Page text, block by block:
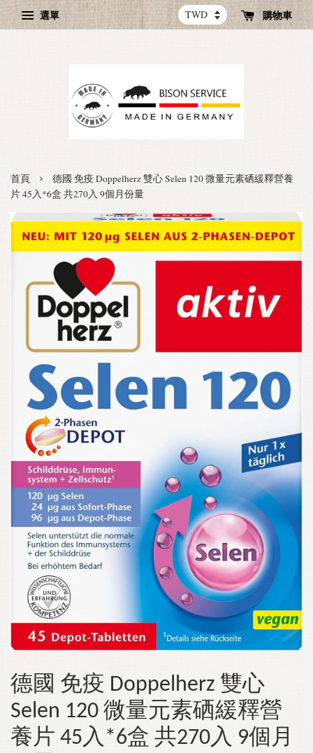
選單 購物車
首頁 ›
德國 免疫 Doppelherz 雙心 Selen 120 微量元素硒緩釋營養
片 45入*6盒 共270入 9個月份量
德國 免疫 Doppelherz 雙心
Selen 120 微量元素硒緩釋營
養片 45入*6盒 共270入 9個月